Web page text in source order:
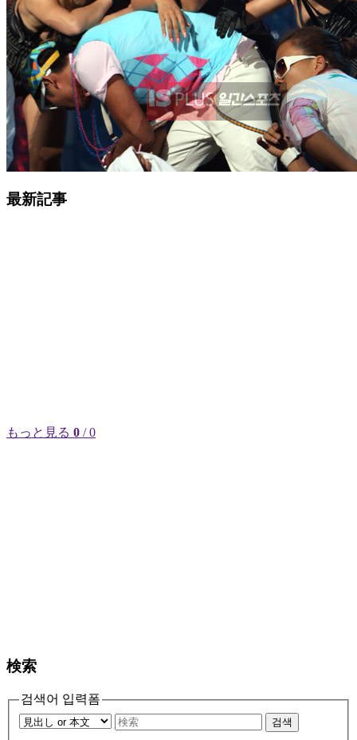
最新記事
もっと見る 0 / 0
検索
검색어 입력폼
검색